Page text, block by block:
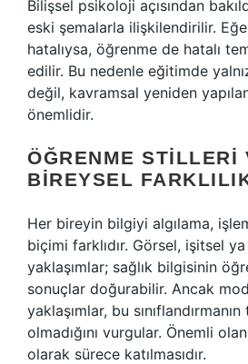
Bilişsel psikoloji açısından
eski şemalarla ilişkilendirilir.
hatalıysa, öğrenme de hatalı
edilir. Bu nedenle eğitimde
değil, kavramsal yeniden
önemlidir.
ÖĞRENME STILLERI
BIREYSEL
Her bireyin bilgiyi algılama,
biçimi farklıdır. Görsel, işitsel
yaklaşımlar; sağlık bilgisinin
sonuçlar doğurabilir. Ancak
yaklaşımlar, bu
olmadığını vurgular. Önemli
olarak sürece katılmasıdır.